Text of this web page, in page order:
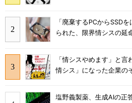
「廃棄するPCからSSD
られた、限界情シスの延
「情シスやめます」と
情シス」になった企業の
塩野義製薬、生成AIの